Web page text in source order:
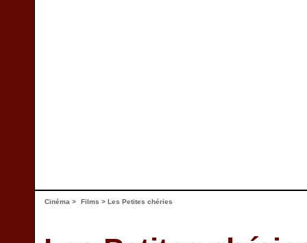
Cinéma > Films > Les Petites chéries